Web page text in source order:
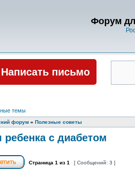
Форум
Написать письмо
темы
форум » Полезные советы
ребенка с диабетом
Страница 1 из 1 [ Сообщений: 3 ]